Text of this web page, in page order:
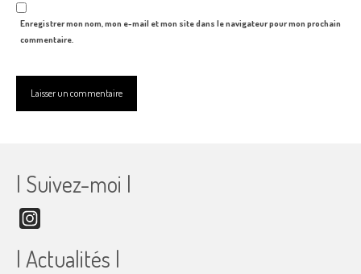
Enregistrer mon nom, mon e-mail et mon site dans le navigateur pour mon prochain
commentaire.
| Suivez-moi |
| Actualités |